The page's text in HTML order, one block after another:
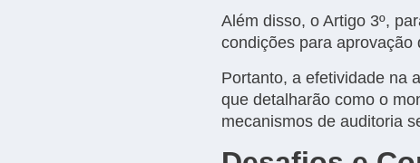
Além disso, o Artigo 3º,
condições para aprovação
Portanto, a efetividade na
que detalharão como o
mecanismos de auditoria